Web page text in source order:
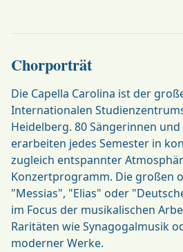
Chorporträt
Die Capella Carolina ist der
Internationalen
Heidelberg. 80 Sängerinnen
erarbeiten jedes Semester in
zugleich entspannter
Konzertprogramm. Die großen
"Messias", "Elias" oder
im Focus der musikalischen
Raritäten wie Synagogalmusik
moderner Werke.